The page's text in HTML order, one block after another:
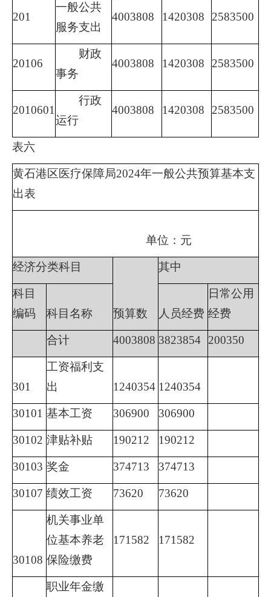
201
一般公共
服务支出
4003808 1420308 2583500
20106
财政
事务
4003808 1420308 2583500
2010601
行政
运行
4003808 1420308 2583500
表六
黄石港区医疗保障局2024年一般公共预算基本支
出表
单位：元
经济分类科目
预算数
其中
科目
编码
科目名称 人员经费
日常公用
经费
合计 4003808 3823854 200350
301
工资福利支
出
1240354 1240354
30101 基本工资 306900 306900
30102 津贴补贴 190212 190212
30103 奖金 374713 374713
30107 绩效工资 73620 73620
30108
机关事业单
位基本养老
保险缴费
171582 171582
职业年金缴